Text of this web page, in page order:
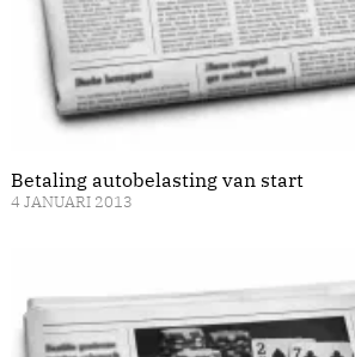
Betaling autobelasting van start
4 JANUARI 2013